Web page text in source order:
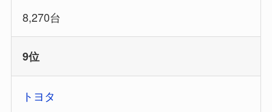
8,270台
9位
トヨタ